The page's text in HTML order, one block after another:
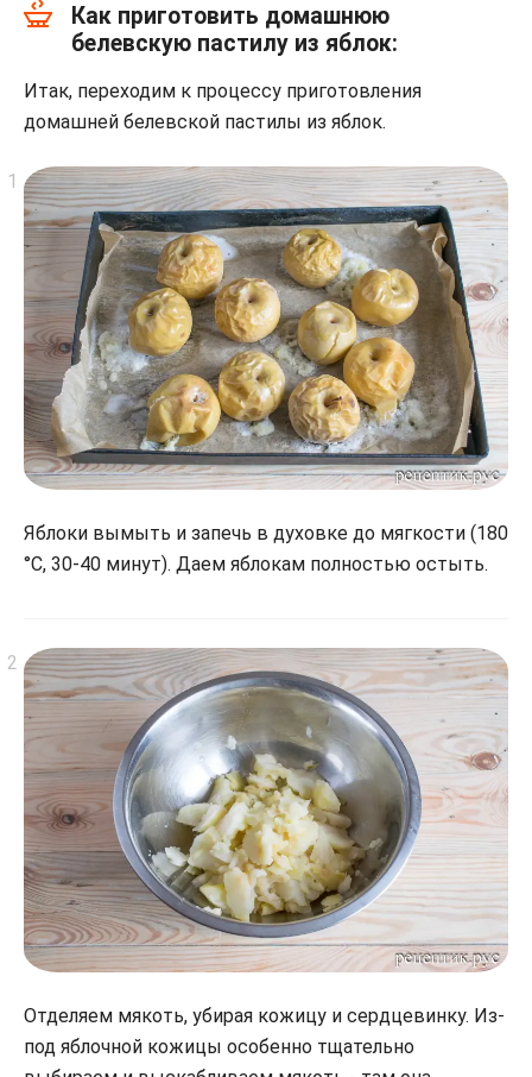
Как приготовить домашнюю
белевскую пастилу из яблок:
Итак, переходим к процессу приготовления
домашней белевской пастилы из яблок.
Яблоки вымыть и запечь в духовке до мягкости (180
°С, 30-40 минут). Даем яблокам полностью остыть.
Отделяем мякоть, убирая кожицу и сердцевинку. Из-
под яблочной кожицы особенно тщательно